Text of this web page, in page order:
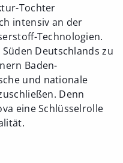
Tochter
intensiv an der
Technologien.
Deutschlands zu
Baden-
und nationale
Denn
eine Schlüsselrolle